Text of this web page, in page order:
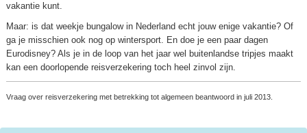
vakantie kunt.
Maar: is dat weekje bungalow in Nederland echt jouw enige vakantie? Of
ga je misschien ook nog op wintersport. En doe je een paar dagen
Eurodisney? Als je in de loop van het jaar wel buitenlandse tripjes maakt
kan een doorlopende reisverzekering toch heel zinvol zijn.
Vraag over reisverzekering met betrekking tot algemeen beantwoord in juli 2013.